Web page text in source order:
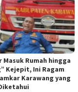
Masuk Rumah hingga
Kejepit, Ini Ragam
Karawang yang